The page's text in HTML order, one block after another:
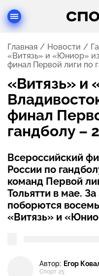
Главная Новости
«Витязь» и «Юниор»
финал Первой лиги по
«Витязь» и
финал
гандболу –
Всероссийский
России по
команд Первой
Тольятти в мае.
поборются
«Витязь» и
Автор: Егор
Спорт 25